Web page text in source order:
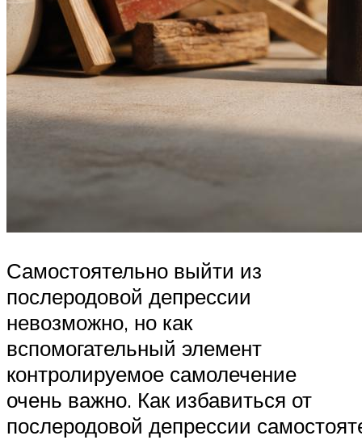
Самостоятельно выйти из
послеродовой депрессии
невозможно, но как
вспомогательный элемент
контролируемое самолечение
очень важно. Как избавиться от
послеродовой депрессии